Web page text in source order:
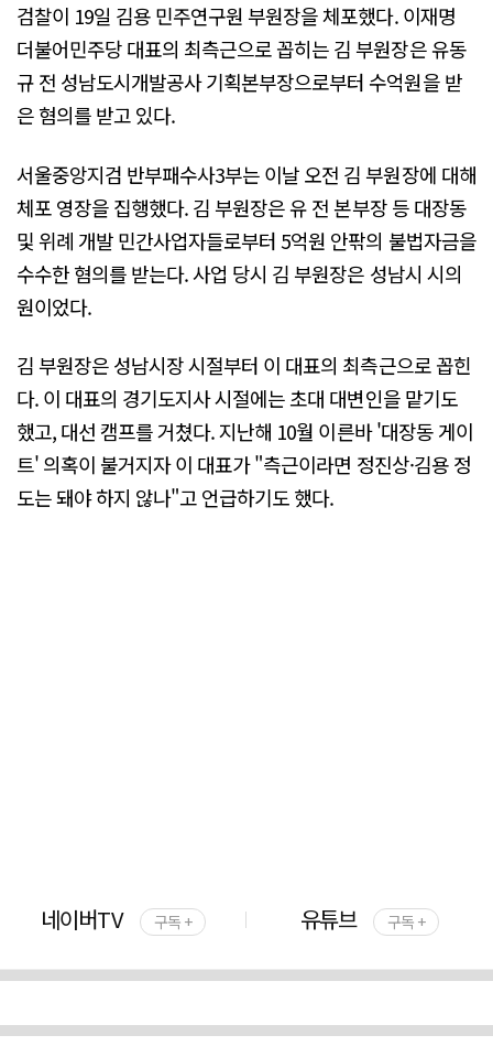
검찰이 19일 김용 민주연구원 부원장을 체포했다. 이재명
더불어민주당 대표의 최측근으로 꼽히는 김 부원장은 유동
규 전 성남도시개발공사 기획본부장으로부터 수억원을 받
은 혐의를 받고 있다.
서울중앙지검 반부패수사3부는 이날 오전 김 부원장에 대해
체포 영장을 집행했다. 김 부원장은 유 전 본부장 등 대장동
및 위례 개발 민간사업자들로부터 5억원 안팎의 불법자금을
수수한 혐의를 받는다. 사업 당시 김 부원장은 성남시 시의
원이었다.
김 부원장은 성남시장 시절부터 이 대표의 최측근으로 꼽힌
다. 이 대표의 경기도지사 시절에는 초대 대변인을 맡기도
했고, 대선 캠프를 거쳤다. 지난해 10월 이른바 '대장동 게이
트' 의혹이 불거지자 이 대표가 "측근이라면 정진상·김용 정
도는 돼야 하지 않나"고 언급하기도 했다.
네이버TV 구독 + 유튜브 구독 +